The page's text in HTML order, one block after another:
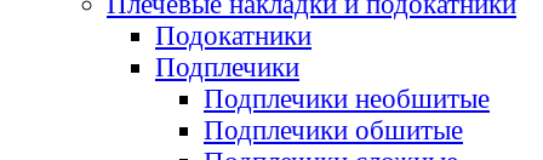
Подокатники
Подплечики
Подплечики необшитые
Подплечики обшитые